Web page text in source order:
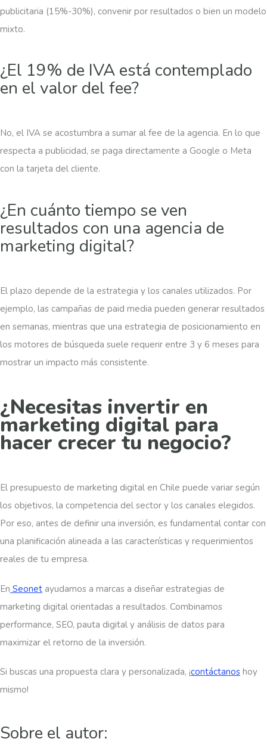
publicitaria (15%-30%), convenir por resultados o bien un modelo
mixto.
¿El 19% de IVA está contemplado
en el valor del fee?
No, el IVA se acostumbra a sumar al fee de la agencia. En lo que
respecta a publicidad, se paga directamente a Google o Meta
con la tarjeta del cliente.
¿En cuánto tiempo se ven
resultados con una agencia de
marketing digital?
El plazo depende de la estrategia y los canales utilizados. Por
ejemplo, las campañas de paid media pueden generar resultados
en semanas, mientras que una estrategia de posicionamiento en
los motores de búsqueda suele requerir entre 3 y 6 meses para
mostrar un impacto más consistente.
¿Necesitas invertir en
marketing digital para
hacer crecer tu negocio?
El presupuesto de marketing digital en Chile puede variar según
los objetivos, la competencia del sector y los canales elegidos.
Por eso, antes de definir una inversión, es fundamental contar con
una planificación alineada a las características y requerimientos
reales de tu empresa.
En Seonet ayudamos a marcas a diseñar estrategias de
marketing digital orientadas a resultados. Combinamos
performance, SEO, pauta digital y análisis de datos para
maximizar el retorno de la inversión.
Si buscas una propuesta clara y personalizada, ¡contáctanos hoy
mismo!
Sobre el autor: